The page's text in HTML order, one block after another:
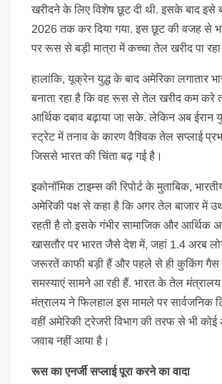
खरीदने के लिए विशेष छूट दी थी. इसके बाद इसे
2026 तक कर दिया गया. इस छूट की वजह से
पर रूस से बड़ी मात्रा में कच्चा तेल खरीद पा
हालांकि, यूक्रेन युद्ध के बाद अमेरिका लगातार
बनाता रहा है कि वह रूस से तेल खरीद कम करे
आर्थिक दबाव बढ़ाया जा सके. लेकिन अब ईरान
स्ट्रेट में तनाव के कारण वैश्विक तेल सप्लाई
जिससे भारत की चिंता बढ़ गई है।
इकोनॉमिक टाइम्स की रिपोर्ट के मुताबिक,
अमेरिकी पक्ष से कहा है कि अगर तेल बाजार में
रहती है तो इसके गंभीर सामाजिक और आर्थिक
खासतौर पर भारत जैसे देश में, जहां 1.4 अरब
जरूरतें काफी बड़ी हैं और पहले से ही कुकिंग गैस
समस्याएं सामने आ रही हैं. भारत के तेल
मंत्रालय ने फिलहाल इस मामले पर सार्वजनिक
वहीं अमेरिकी ट्रेजरी विभाग की तरफ से भी
जवाब नहीं आया है।
रूस का एनर्जी सप्लाई पूरा करने का वादा